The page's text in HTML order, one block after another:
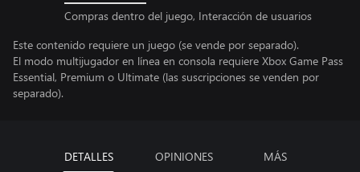
Compras dentro del juego, Interacción de usuarios
Este contenido requiere un juego (se vende por separado).
El modo multijugador en línea en consola requiere Xbox Game Pass
Essential, Premium o Ultimate (las suscripciones se venden por
separado).
DETALLES OPINIONES MÁS